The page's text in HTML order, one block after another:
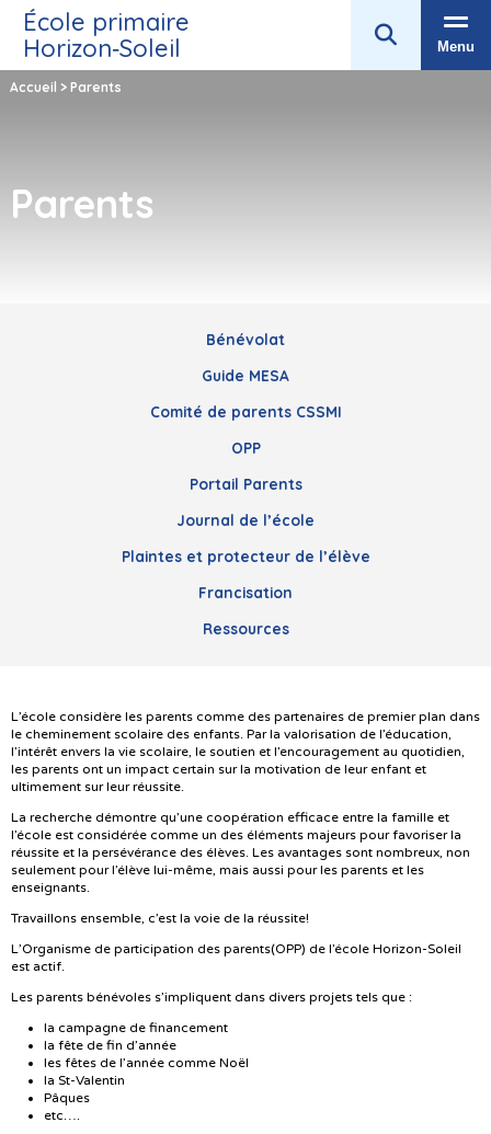
École primaire
Horizon‑Soleil
Menu
Accueil > Parents
Parents
Bénévolat
Guide MESA
Comité de parents CSSMI
OPP
Portail Parents
Journal de l’école
Plaintes et protecteur de l’élève
Francisation
Ressources
L’école considère les parents comme des partenaires de premier plan dans
le cheminement scolaire des enfants. Par la valorisation de l’éducation,
l’intérêt envers la vie scolaire, le soutien et l’encouragement au quotidien,
les parents ont un impact certain sur la motivation de leur enfant et
ultimement sur leur réussite.
La recherche démontre qu’une coopération efficace entre la famille et
l’école est considérée comme un des éléments majeurs pour favoriser la
réussite et la persévérance des élèves. Les avantages sont nombreux, non
seulement pour l’élève lui-même, mais aussi pour les parents et les
enseignants.
Travaillons ensemble, c’est la voie de la réussite!
L’Organisme de participation des parents(OPP) de l’école Horizon-Soleil
est actif.
Les parents bénévoles s’impliquent dans divers projets tels que :
la campagne de financement
la fête de fin d’année
les fêtes de l’année comme Noël
la St-Valentin
Pâques
etc….